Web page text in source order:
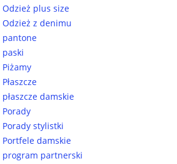
Odzież plus size
Odzież z denimu
pantone
paski
Piżamy
Płaszcze
płaszcze damskie
Porady
Porady stylistki
Portfele damskie
program partnerski